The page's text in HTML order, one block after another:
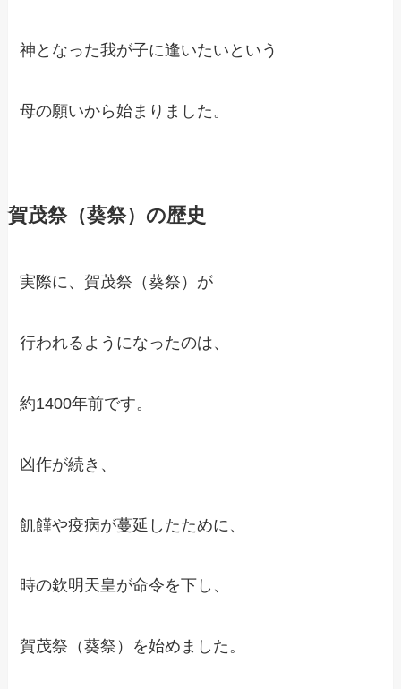
神となった我が子に逢いたいという
母の願いから始まりました。
賀茂祭（葵祭）の歴史
実際に、賀茂祭（葵祭）が
行われるようになったのは、
約1400年前です。
凶作が続き、
飢饉や疫病が蔓延したために、
時の欽明天皇が命令を下し、
賀茂祭（葵祭）を始めました。